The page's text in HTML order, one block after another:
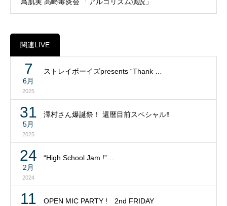
関連LIVE
7
6月
2025
ストレイボーイズpresents “Thank …
31
5月
2025
澤村さん爆誕祭！ 還暦目前スペシャル‼
24
2月
2024
“High School Jam !”…
11 OPEN MIC PARTY ! 2nd FRIDAY